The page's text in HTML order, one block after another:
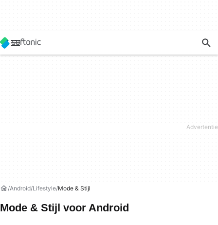
Android Lifestyle Mode & Stijl
Mode & Stijl voor Android